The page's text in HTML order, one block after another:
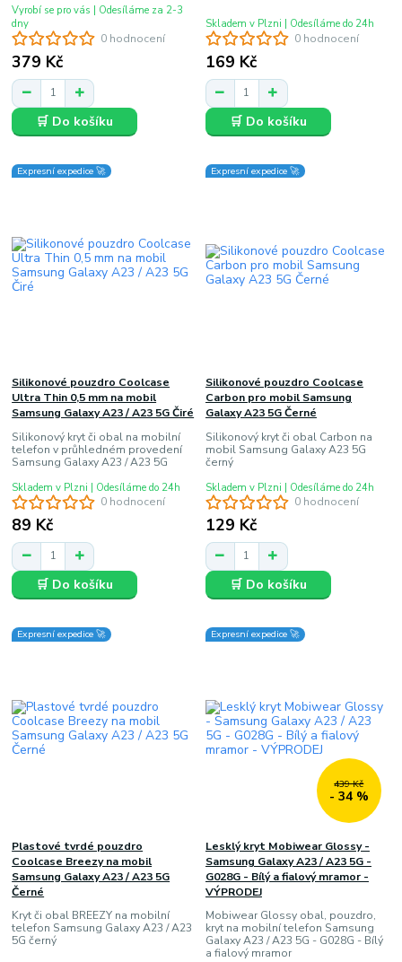
0 hodnocení
379 Kč
Vyrobí se pro vás | Odesíláme za 2-3
dny
🛒 Do košíku
0 hodnocení
169 Kč
Skladem v Plzni | Odesíláme do 24h
🛒 Do košíku
Expresní expedice 🚀
0 hodnocení
Silikonové pouzdro Coolcase
Ultra Thin 0,5 mm na mobil
Samsung Galaxy A23 / A23 5G Čiré
Silikonový kryt či obal na mobilní
telefon v průhledném provedení
Samsung Galaxy A23 / A23 5G
89 Kč
Skladem v Plzni | Odesíláme do 24h
🛒 Do košíku
Expresní expedice 🚀
0 hodnocení
Silikonové pouzdro Coolcase
Carbon pro mobil Samsung
Galaxy A23 5G Černé
Silikonový kryt či obal Carbon na
mobil Samsung Galaxy A23 5G
černý
129 Kč
Skladem v Plzni | Odesíláme do 24h
🛒 Do košíku
Expresní expedice 🚀
Plastové tvrdé pouzdro
Coolcase Breezy na mobil
Samsung Galaxy A23 / A23 5G
Černé
Kryt či obal BREEZY na mobilní
telefon Samsung Galaxy A23 / A23
5G černý
Expresní expedice 🚀
439 Kč
- 34 %
Lesklý kryt Mobiwear Glossy -
Samsung Galaxy A23 / A23 5G -
G028G - Bílý a fialový mramor -
VÝPRODEJ
Mobiwear Glossy obal, pouzdro,
kryt na mobilní telefon Samsung
Galaxy A23 / A23 5G - G028G - Bílý
a fialový mramor